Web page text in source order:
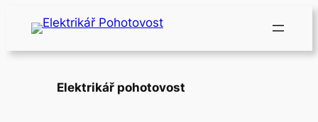
Přeskočit
obsah
Elektrikář pohotovost